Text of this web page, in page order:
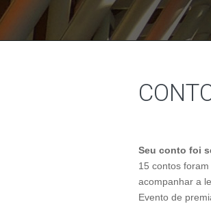
Seu conto foi
15 contos
acompanhar a
Evento de